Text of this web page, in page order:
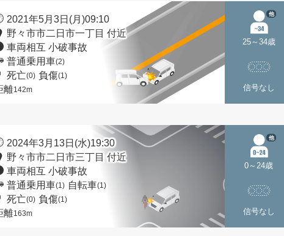
2021年5月3日(月)09:10
野々市市二日市一丁目 付近
車両相互 小破事故
普通乗用車(2)
死亡(0) 負傷(1)
離142m
25～34歳
他
信号なし
2024年3月13日(水)19:30
野々市市二日市三丁目 付近
車両相互 小破事故
普通乗用車(1) 自転車(1)
死亡(0) 負傷(1)
離163m
0～24歳
他
信号なし